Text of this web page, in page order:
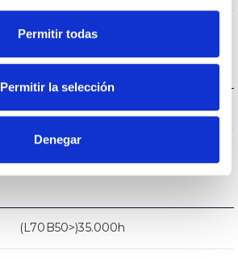
Permitir todas
Permitir la selección
Denegar
2385-2405-2415lm
(L70B50>)35.000h